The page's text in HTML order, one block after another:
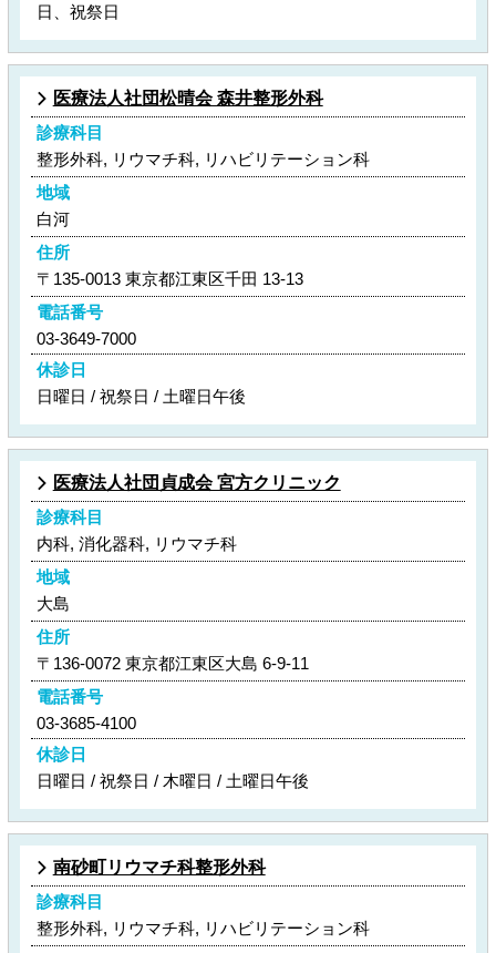
日、祝祭日
医療法人社団松晴会 森井整形外科
診療科目
整形外科, リウマチ科, リハビリテーション科
地域
白河
住所
〒135-0013 東京都江東区千田 13-13
電話番号
03-3649-7000
休診日
日曜日 / 祝祭日 / 土曜日午後
医療法人社団貞成会 宮方クリニック
診療科目
内科, 消化器科, リウマチ科
地域
大島
住所
〒136-0072 東京都江東区大島 6-9-11
電話番号
03-3685-4100
休診日
日曜日 / 祝祭日 / 木曜日 / 土曜日午後
南砂町リウマチ科整形外科
診療科目
整形外科, リウマチ科, リハビリテーション科